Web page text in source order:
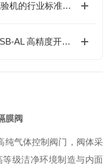
金属加工行业：三丰 HR-600 硬度试验机的行业标准应用与检测要求
触头 / 接触力定制选型：美德龙 P08SB-AL 高精度开关选购实用手册
膜阀
纯气体控制阀门，阀体采
等级洁净环境制造与内面